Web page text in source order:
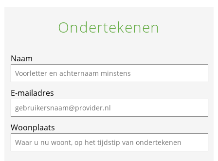
Ondertekenen
Naam
E-mailadres
Woonplaats